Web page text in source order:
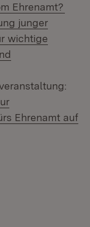
Ehrenamt?
junger
wichtige
Ehrenamt auf